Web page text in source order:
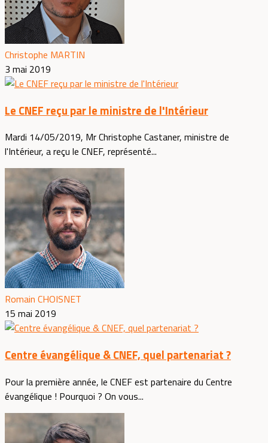
Christophe MARTIN
3 mai 2019
Le CNEF reçu par le ministre de l'Intérieur
Mardi 14/05/2019, Mr Christophe Castaner, ministre de
l'Intérieur, a reçu le CNEF, représenté...
Romain CHOISNET
15 mai 2019
Centre évangélique & CNEF, quel partenariat ?
Pour la première année, le CNEF est partenaire du Centre
évangélique ! Pourquoi ? On vous...